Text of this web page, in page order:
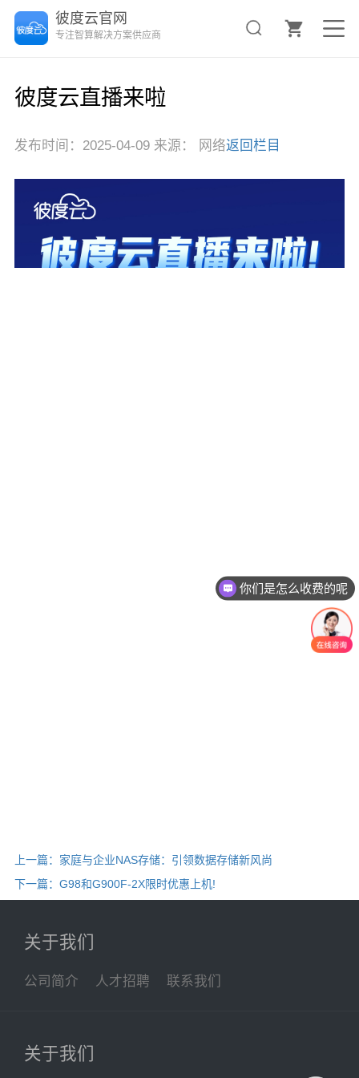
彼度云官网
专注智算解决方案供应商
彼度云直播来啦
发布时间：2025-04-09 来源： 网络返回栏目
上一篇：家庭与企业NAS存储：引领数据存储新风尚
下一篇：G98和G900F-2X限时优惠上机!
关于我们
公司简介 人才招聘 联系我们
关于我们
你们是怎么收费的呢